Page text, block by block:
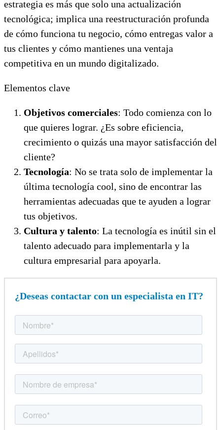
estrategia es más que solo una actualización
tecnológica; implica una reestructuración profunda
de cómo funciona tu negocio, cómo entregas valor a
tus clientes y cómo mantienes una ventaja
competitiva en un mundo digitalizado.
Elementos clave
Objetivos comerciales: Todo comienza con lo
que quieres lograr. ¿Es sobre eficiencia,
crecimiento o quizás una mayor satisfacción del
cliente?
Tecnología: No se trata solo de implementar la
última tecnología cool, sino de encontrar las
herramientas adecuadas que te ayuden a lograr
tus objetivos.
Cultura y talento: La tecnología es inútil sin el
talento adecuado para implementarla y la
cultura empresarial para apoyarla.
¿Deseas contactar con un especialista en IT?